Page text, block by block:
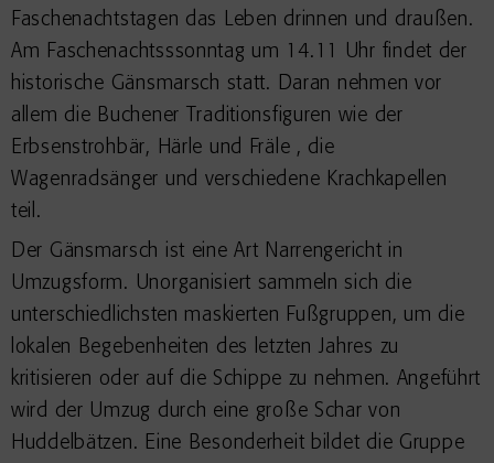
Faschenachtstagen das Leben drinnen und draußen.
Am Faschenachtsssonntag um 14.11 Uhr findet der
historische Gänsmarsch statt. Daran nehmen vor
allem die Buchener Traditionsfiguren wie der
Erbsenstrohbär, Härle und Fräle , die
Wagenradsänger und verschiedene Krachkapellen
teil.
Der Gänsmarsch ist eine Art Narrengericht in
Umzugsform. Unorganisiert sammeln sich die
unterschiedlichsten maskierten Fußgruppen, um die
lokalen Begebenheiten des letzten Jahres zu
kritisieren oder auf die Schippe zu nehmen. Angeführt
wird der Umzug durch eine große Schar von
Huddelbätzen. Eine Besonderheit bildet die Gruppe